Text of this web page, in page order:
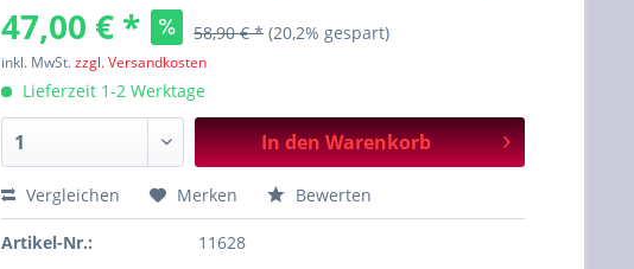
47,00 € * 58,90 € * (20,2% gespart)
inkl. MwSt.zzgl. Versandkosten
Lieferzeit 1-2 Werktage
In denWarenkorb
Vergleichen Merken Bewerten
Artikel-Nr.: 11628